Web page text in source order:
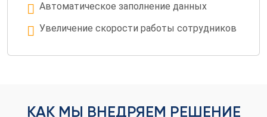
Автоматическое заполнение данных
Увеличение скорости работы сотрудников
КАК МЫ ВНЕДРЯЕМ РЕШЕНИЕ